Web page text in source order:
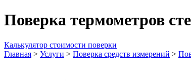
Поверка термометров
Калькулятор стоимости поверки
Главная > Услуги > Поверка средств измерений >